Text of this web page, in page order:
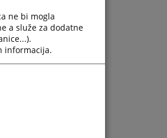
ne bi mogla
a služe za dodatne
informacija.